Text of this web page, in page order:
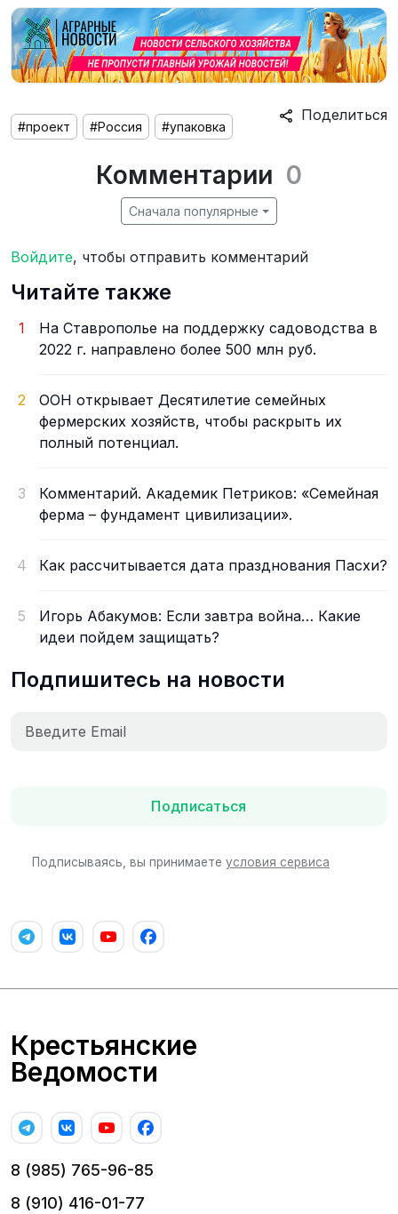
Поделиться
#проект #Россия #упаковка
Комментарии 0
Сначала популярные
Войдите, чтобы отправить комментарий
Читайте также
1
На Ставрополье на поддержку садоводства в
2022 г. направлено более 500 млн руб.
2
ООН открывает Десятилетие семейных
фермерских хозяйств, чтобы раскрыть их
полный потенциал.
3
Комментарий. Академик Петриков: «Семейная
ферма – фундамент цивилизации».
4 Как рассчитывается дата празднования Пасхи?
5
Игорь Абакумов: Если завтра война… Какие
идеи пойдем защищать?
Подпишитесь на новости
Подписаться
Подписываясь, вы принимаете условия сервиса
Крестьянские
Ведомости
8 (985) 765-96-85
8 (910) 416-01-77